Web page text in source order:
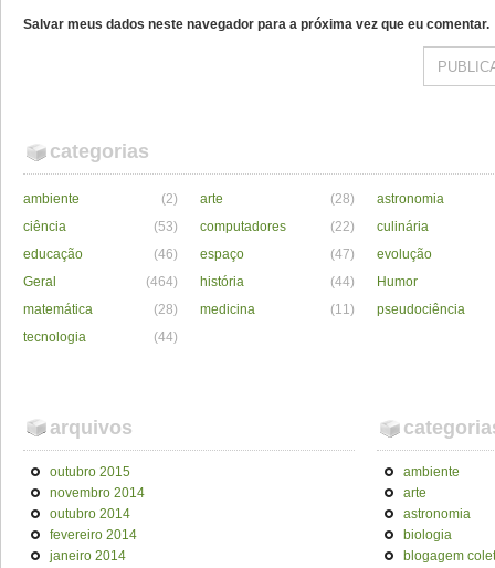
Salvar meus dados neste navegador para a próxima vez que eu comentar.
categorias
ambiente (2) arte (28)
astronomia
ciência
(53) computadores (22)
culinária
educação
(46) espaço (47)
evolução
Geral
(464) história (44)
Humor
matemática
(28) medicina (11)
pseudociência
tecnologia
(44)
arquivos
outubro 2015
novembro 2014
outubro 2014
fevereiro 2014
janeiro 2014
ambiente
arte
astronomia
biologia
blogagem